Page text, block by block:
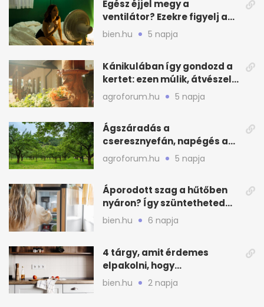
Egész éjjel megy a
ventilátor? Ezekre figyelj a
hőségben alvásnál
bien.hu 5 napja
Kánikulában így gondozd a
kertet: ezen múlik, átvészeli-
e a hőséget
agroforum.hu 5 napja
Ágszáradás a
cseresznyefán, napégés a
kajszin: mit tehetsz most?
agroforum.hu 5 napja
Áporodott szag a hűtőben
nyáron? Így szüntetheted
meg olcsón
bien.hu 6 napja
4 tárgy, amit érdemes
elpakolni, hogy
hűvösebbnek tűnjön a lakás
bien.hu 2 napja